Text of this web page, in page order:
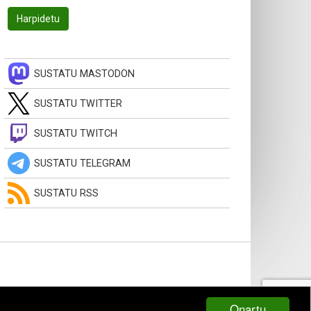
SUSTATU MASTODON
SUSTATU TWITTER
SUSTATU TWITCH
SUSTATU TELEGRAM
SUSTATU RSS